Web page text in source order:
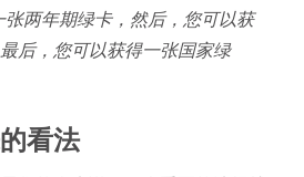
张两年期绿卡，然后，您可以获
后，您可以获得一张国家绿
看法